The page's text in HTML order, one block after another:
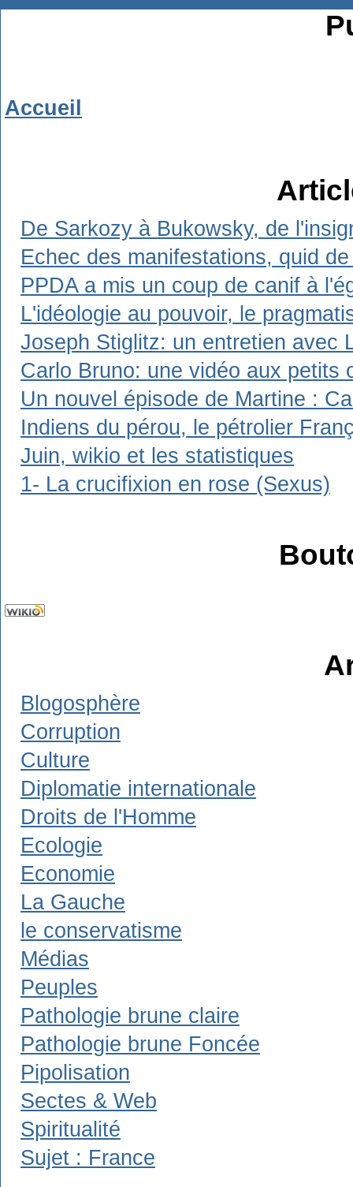
Accueil
De Sarkozy à Bukowsky, de
Echec des manifestations, quid
PPDA a mis un coup de canif à
L'idéologie au pouvoir, le
Joseph Stiglitz: un entretien avec
Carlo Bruno: une vidéo aux petits
Un nouvel épisode de Martine :
Indiens du pérou, le pétrolier
Juin, wikio et les statistiques
1- La crucifixion en rose (Sexus)
Blogosphère
Corruption
Culture
Diplomatie internationale
Droits de l'Homme
Ecologie
Economie
La Gauche
le conservatisme
Médias
Peuples
Pathologie brune claire
Pathologie brune Foncée
Pipolisation
Sectes & Web
Spiritualité
Sujet : France